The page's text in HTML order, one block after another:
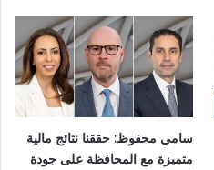
سامي محفوظ: حققنا نتائج مالية
متميزة مع المحافظة على جودة